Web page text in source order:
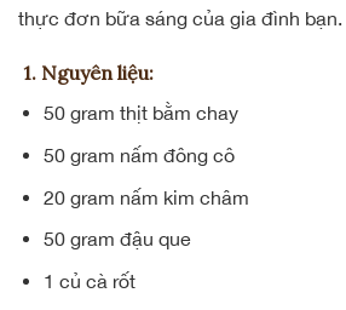
thực đơn bữa sáng của gia đình bạn.
1. Nguyên liệu:
50 gram thịt bằm chay
50 gram nấm đông cô
20 gram nấm kim châm
50 gram đậu que
1 củ cà rốt